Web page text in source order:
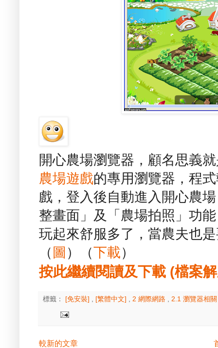
開心農場瀏覽器，顧名思義
農場遊戲的專用瀏覽器，程
戲，登入後自動進入開心農
整畫面」及「農場拍照」功
玩起來舒服多了，當農夫也
（ 圖 ）（下載）
按此繼續閱讀及下載 (檔案
標籤： [免安裝] [繁體中文] 2 網際網路 2.1 瀏覽器相
較新的文章